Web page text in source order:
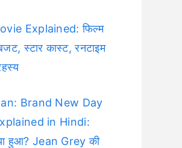
Explained: फिल्म
स्टार कास्ट, रनटाइम
Brand New Day
in Hindi:
हुआ? Jean Grey की